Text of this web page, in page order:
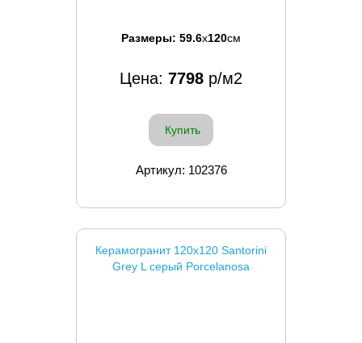
Размеры: 59.6x120см
Цена: 7798 р/м2
Купить
Артикул: 102376
Керамогранит 120x120 Santorini
Grey L серый Porcelanosa